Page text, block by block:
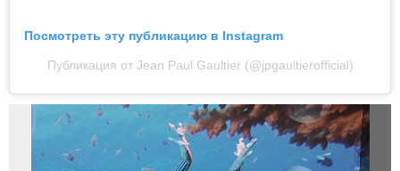
Посмотреть эту публикацию в Instagram
Публикация от Jean Paul Gaultier (@jpgaultierofficial)